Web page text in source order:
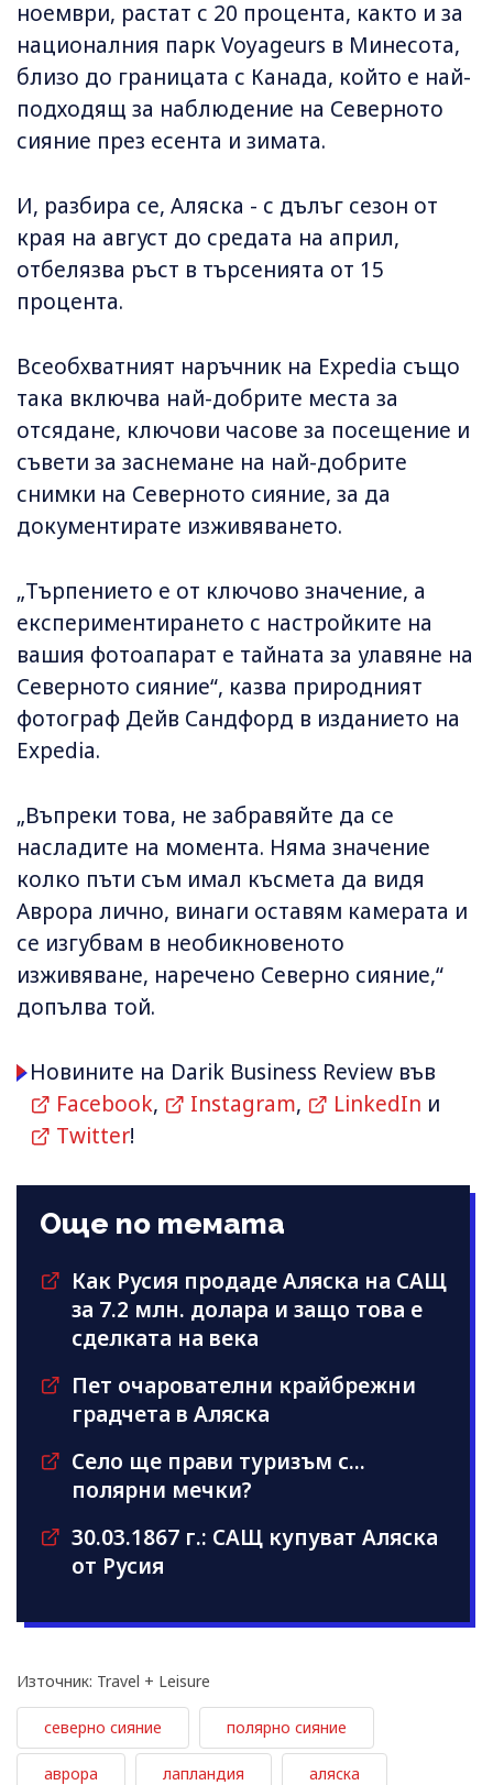
ноември, растат с 20 процента, както и за
националния парк Voyageurs в Минесота,
близо до границата с Канада, който е най-
подходящ за наблюдение на Северното
сияние през есента и зимата.
И, разбира се, Аляска - с дълъг сезон от
края на август до средата на април,
отбелязва ръст в търсенията от 15
процента.
Всеобхватният наръчник на Expedia също
така включва най-добрите места за
отсядане, ключови часове за посещение и
съвети за заснемане на най-добрите
снимки на Северното сияние, за да
документирате изживяването.
„Търпението е от ключово значение, а
експериментирането с настройките на
вашия фотоапарат е тайната за улавяне на
Северното сияние“, казва природният
фотограф Дейв Сандфорд в изданието на
Expedia.
„Въпреки това, не забравяйте да се
насладите на момента. Няма значение
колко пъти съм имал късмета да видя
Аврора лично, винаги оставям камерата и
се изгубвам в необикновеното
изживяване, наречено Северно сияние,“
допълва той.
Новините на Darik Business Review във
Facebook, Instagram, LinkedIn и
Twitter!
Още по темата
Как Русия продаде Аляска на САЩ
за 7.2 млн. долара и защо това е
сделката на века
Пет очарователни крайбрежни
градчета в Аляска
Село ще прави туризъм с...
полярни мечки?
30.03.1867 г.: САЩ купуват Аляска
от Русия
Източник: Travel + Leisure
северно сияние полярно сияние
аврора лапландия аляска